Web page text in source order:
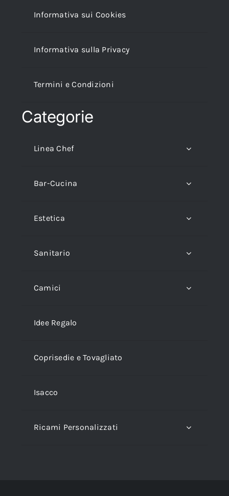
Informativa sui Cookies
Informativa sulla Privacy
Termini e Condizioni
Categorie
Linea Chef
Bar-Cucina
Estetica
Sanitario
Camici
Idee Regalo
Coprisedie e Tovagliato
Isacco
Ricami Personalizzati